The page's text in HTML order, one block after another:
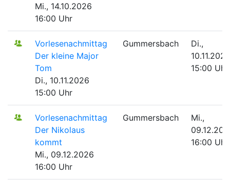
Mi., 14.10.2026
16:00 Uhr
Vorlesenachmittag
Der kleine Major
Tom
Di., 10.11.2026
15:00 Uhr
Gummersbach
Di.,
10.11.2026
15:00 Uhr
Vorlesenachmittag
Der Nikolaus
kommt
Mi., 09.12.2026
16:00 Uhr
Gummersbach
Mi.,
16:00 Uhr